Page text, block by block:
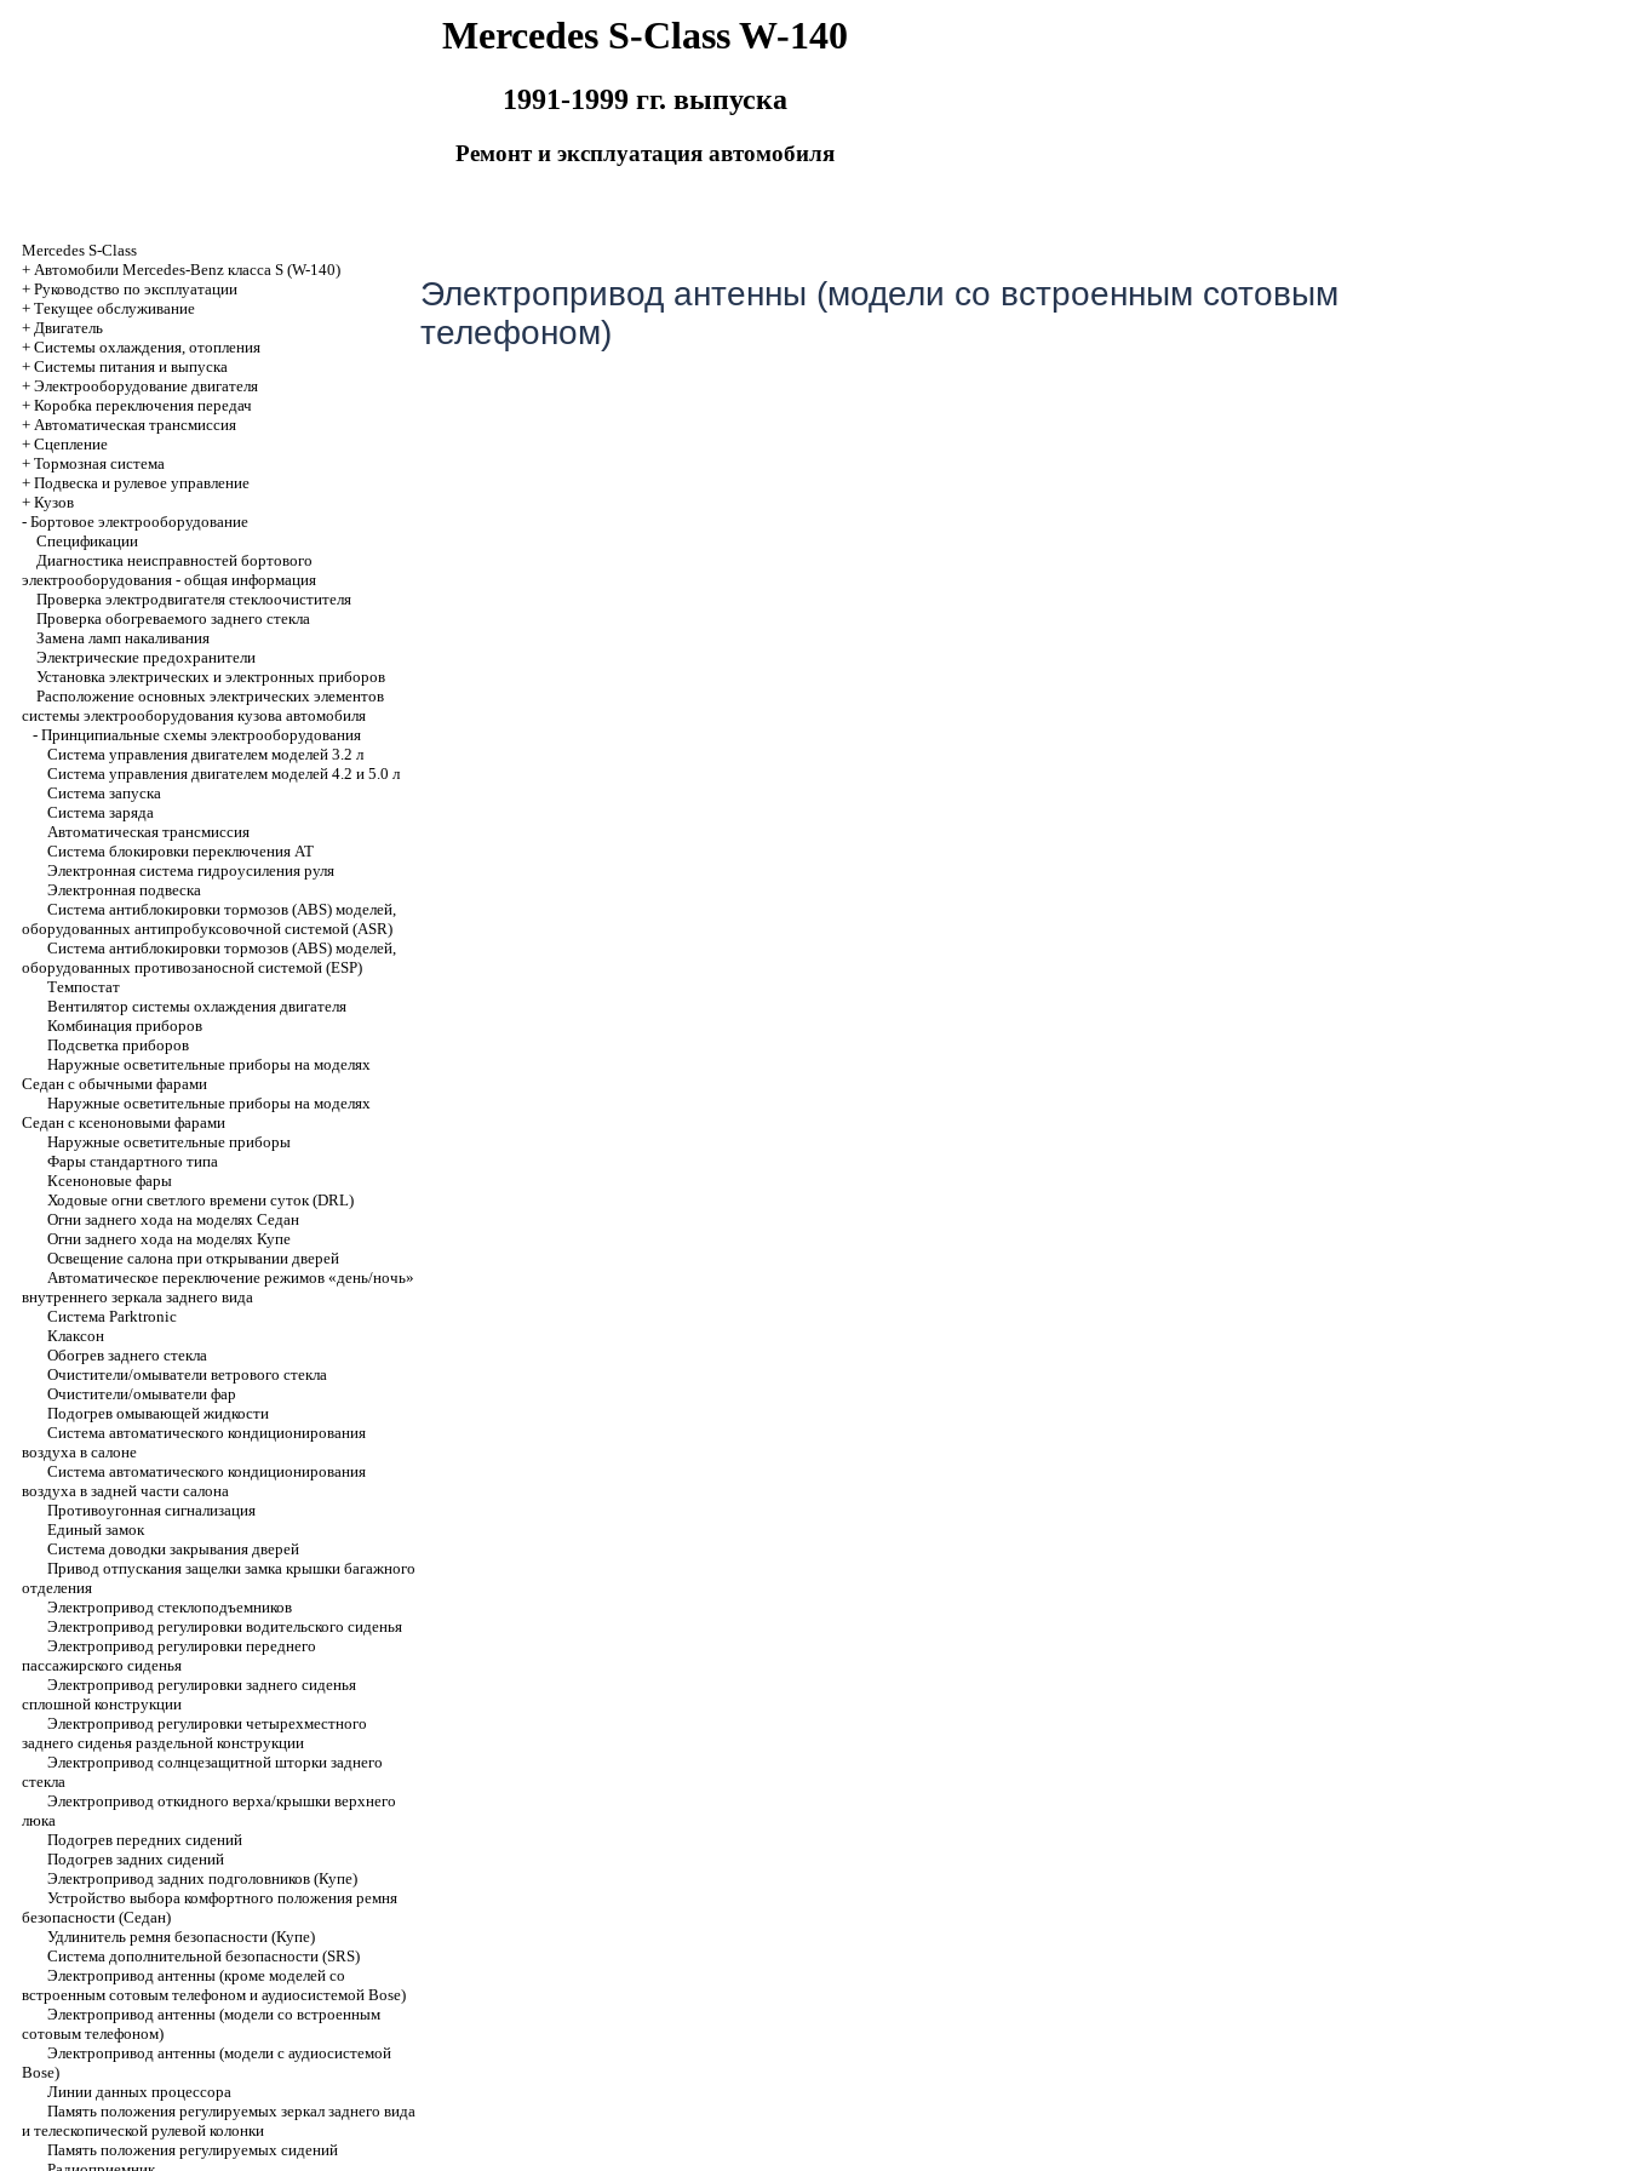
Mercedes S-Class W-140
1991-1999 гг. выпуска
Ремонт и эксплуатация автомобиля
Mercedes S-Class
+ Автомобили Mercedes-Benz класса S (W-140)
+ Руководство по эксплуатации
+ Текущее обслуживание
+ Двигатель
+ Системы охлаждения, отопления
+ Системы питания и выпуска
+ Электрооборудование двигателя
+ Коробка переключения передач
+ Автоматичеcкая трансмиссия
+ Сцепление
+ Тормозная система
+ Подвеска и рулевое управление
+ Кузов
- Бортовое электрооборудование
Спецификации
Диагностика неисправностей бортового
электрооборудования - общая информация
Проверка электродвигателя стеклоочистителя
Проверка обогреваемого заднего стекла
Замена ламп накаливания
Электрические предохранители
Установка электрических и электронных приборов
Расположение основных электрических элементов
системы электрооборудования кузова автомобиля
- Принципиальные схемы электрооборудования
Система управления двигателем моделей 3.2 л
Система управления двигателем моделей 4.2 и 5.0 л
Система запуска
Система заряда
Автоматическая трансмиссия
Система блокировки переключения АТ
Электронная система гидроусиления руля
Электронная подвеска
Система антиблокировки тормозов (ABS) моделей,
оборудованных антипробуксовочной системой (ASR)
Система антиблокировки тормозов (ABS) моделей,
оборудованных противозаносной системой (ESP)
Темпостат
Вентилятор системы охлаждения двигателя
Комбинация приборов
Подсветка приборов
Наружные осветительные приборы на моделях
Седан с обычными фарами
Наружные осветительные приборы на моделях
Седан с ксеноновыми фарами
Наружные осветительные приборы
Фары стандартного типа
Ксеноновые фары
Ходовые огни светлого времени суток (DRL)
Огни заднего хода на моделях Седан
Огни заднего хода на моделях Купе
Освещение салона при открывании дверей
Автоматическое переключение режимов «день/ночь»
внутреннего зеркала заднего вида
Система Parktronic
Клаксон
Обогрев заднего стекла
Очистители/омыватели ветрового стекла
Очистители/омыватели фар
Подогрев омывающей жидкости
Система автоматического кондиционирования
воздуха в салоне
Система автоматического кондиционирования
воздуха в задней части салона
Противоугонная сигнализация
Единый замок
Система доводки закрывания дверей
Привод отпускания защелки замка крышки багажного
отделения
Электропривод стеклоподъемников
Электропривод регулировки водительского сиденья
Электропривод регулировки переднего
пассажирского сиденья
Электропривод регулировки заднего сиденья
сплошной конструкции
Электропривод регулировки четырехместного
заднего сиденья раздельной конструкции
Электропривод солнцезащитной шторки заднего
стекла
Электропривод откидного верха/крышки верхнего
люка
Подогрев передних сидений
Подогрев задних сидений
Электропривод задних подголовников (Купе)
Устройство выбора комфортного положения ремня
безопасности (Седан)
Удлинитель ремня безопасности (Купе)
Система дополнительной безопасности (SRS)
Электропривод антенны (кроме моделей со
встроенным сотовым телефоном и аудиосистемой Bose)
Электропривод антенны (модели со встроенным
сотовым телефоном)
Электропривод антенны (модели с аудиосистемой
Bose)
Линии данных процессора
Память положения регулируемых зеркал заднего вида
и телескопической рулевой колонки
Память положения регулируемых сидений
Электропривод антенны (модели со встроенным сотовым
телефоном)